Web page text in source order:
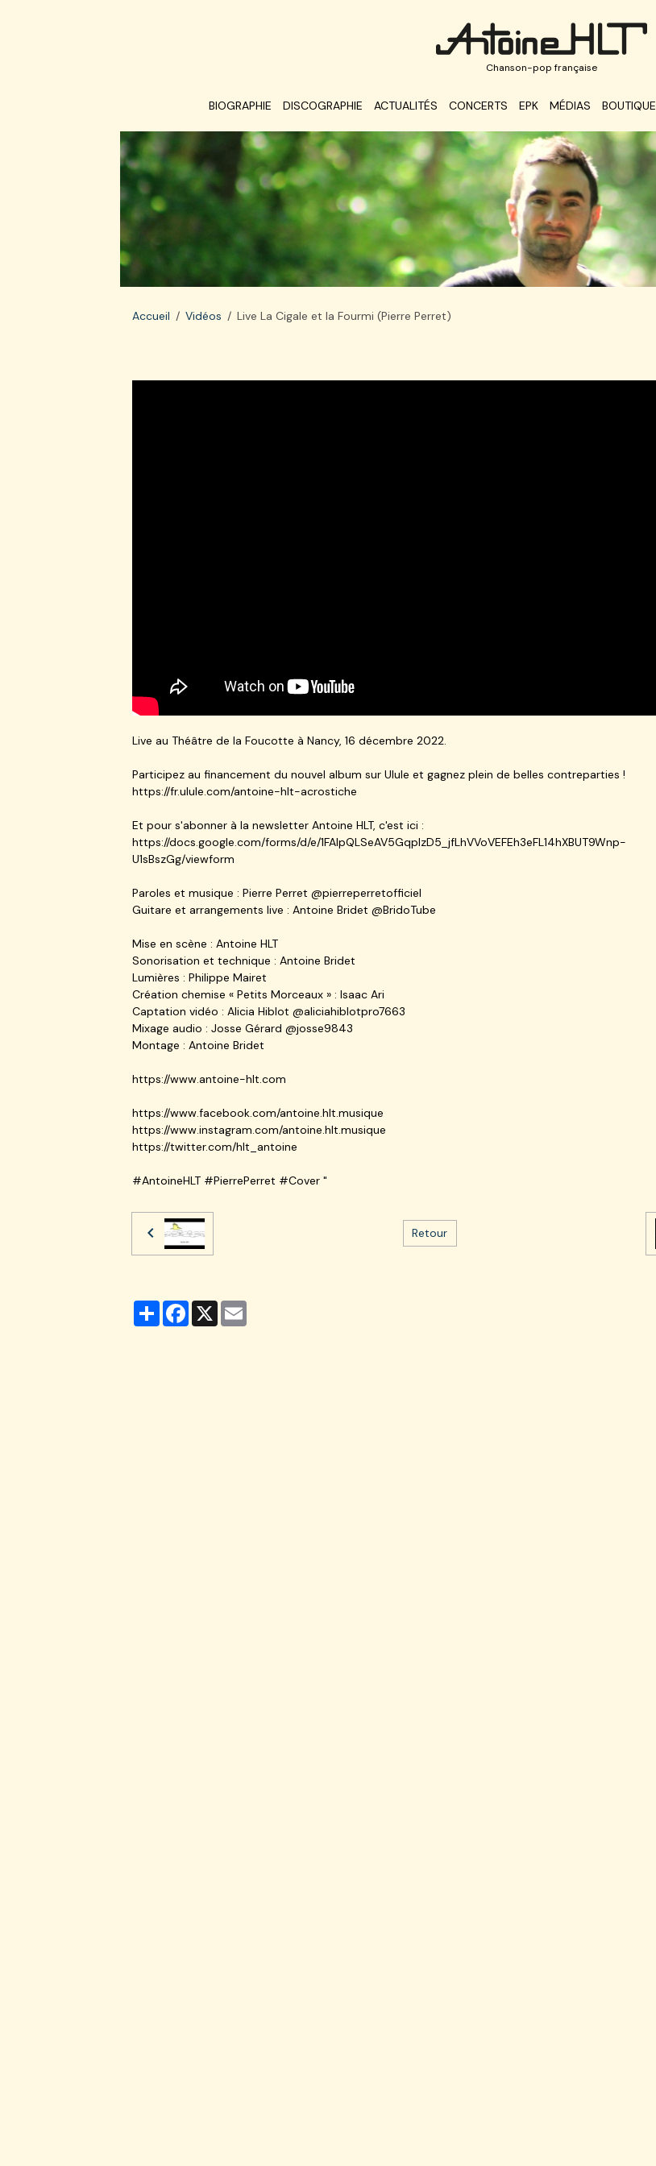
Chanson-pop française
BIOGRAPHIE DISCOGRAPHIE ACTUALITÉS CONCERTS EPK MÉDIAS BOUTIQUE
Accueil Vidéos Live La Cigale et la Fourmi (Pierre Perret)
Live au Théâtre de la Foucotte à Nancy, 16 décembre 2022.
Participez au financement du nouvel album sur Ulule et gagnez plein de belles contreparties !
https://fr.ulule.com/antoine-hlt-acrostiche
Et pour s'abonner à la newsletter Antoine HLT, c'est ici :
https://docs.google.com/forms/d/e/1FAIpQLSeAV5GqplzD5_jfLhVVoVEFEh3eFL14hXBUT9Wnp-
U1sBszGg/viewform
Paroles et musique : Pierre Perret @pierreperretofficiel
Guitare et arrangements live : Antoine Bridet @BridoTube
Mise en scène : Antoine HLT
Sonorisation et technique : Antoine Bridet
Lumières : Philippe Mairet
Création chemise « Petits Morceaux » : Isaac Ari
Captation vidéo : Alicia Hiblot @aliciahiblotpro7663
Mixage audio : Josse Gérard @josse9843
Montage : Antoine Bridet
https://www.antoine-hlt.com
https://www.facebook.com/antoine.hlt.musique
https://www.instagram.com/antoine.hlt.musique
https://twitter.com/hlt_antoine
#AntoineHLT #PierrePerret #Cover "
Retour
PartagerFacebook
X